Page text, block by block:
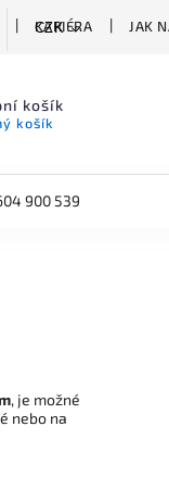
KARIÉRA JAK
CZK
košík
košík
900 539
, je možné
nebo na